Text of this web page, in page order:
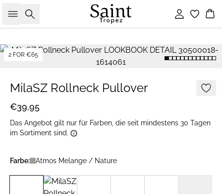
Suche Einloggen
2 FOR €65
MilaSZ Rollneck Pullover
€39,95
Das Angebot gilt nur für Farben, die seit mindestens 30 Tagen
im Sortiment sind.
Farbe: Atmos Melange / Nature